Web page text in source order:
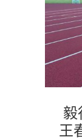
毅
王